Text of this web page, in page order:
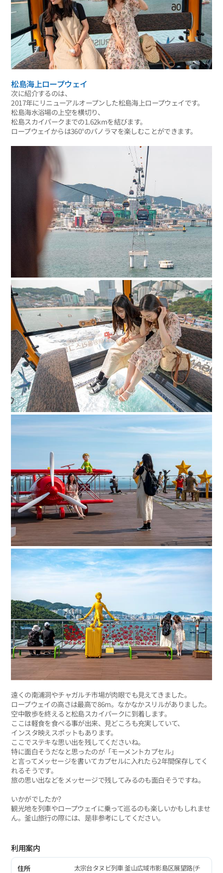
松島海上ロープウェイ
次に紹介するのは、
2017年にリニューアルオープンした松島海上ロープウェイです。
松島海水浴場の上空を横切り、
松島スカイパークまでの1.62kmを結びます。
ロープウェイからは360°のパノラマを楽しむことができます。
遠くの南浦洞やチャガルチ市場が肉眼でも見えてきました。
ロープウェイの高さは最高で86m。なかなかスリルがありました。
空中散歩を終えると松島スカイパークに到着します。
ここは軽食を食べる事が出来、見どころも充実していて、
インスタ映えスポットもあります。
ここでステキな思い出を残してくださいね。
特に面白そうだなと思ったのが「モーメントカプセル」
と言ってメッセージを書いてカプセルに入れたら2年間保存してく
れるそうです。
旅の思い出などをメッセージで残してみるのも面白そうですね。
いかがでしたか？
観光地を列車やロープウェイに乗って巡るのも楽しいかもしれませ
ん。釜山旅行の際には、是非参考にしてください。
利用案内
住所
太宗台タヌビ列車 釜山広域市影島区展望路(チ